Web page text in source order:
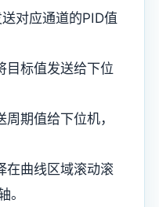
对应通道的PID值
目标值发送给下位
期值给下位机，
在曲线区域滚动滚
。